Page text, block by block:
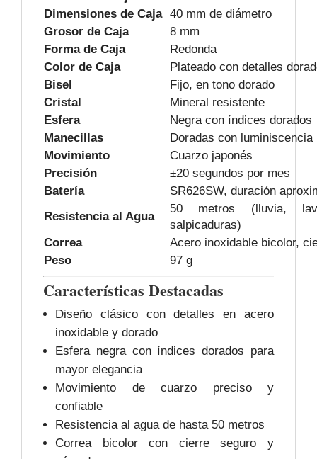
Dimensiones de Caja 40 mm de diámetro
Grosor de Caja
8 mm
Forma de Caja
Redonda
Color de Caja
Plateado con detalles
Bisel
Fijo, en tono dorado
Cristal
Mineral resistente
Esfera
Negra con índices dorados
Manecillas
Doradas con luminiscencia
Movimiento
Cuarzo japonés
Precisión
±20 segundos por mes
Batería
SR626SW, duración
Resistencia al Agua
50 metros (lluvia,
salpicaduras)
Correa
Acero inoxidable bicolor,
Peso
97 g
Características Destacadas
Diseño clásico con detalles en acero
inoxidable y dorado
Esfera negra con índices dorados para
mayor elegancia
Movimiento de cuarzo preciso y
confiable
Resistencia al agua de hasta 50 metros
Correa bicolor con cierre seguro y